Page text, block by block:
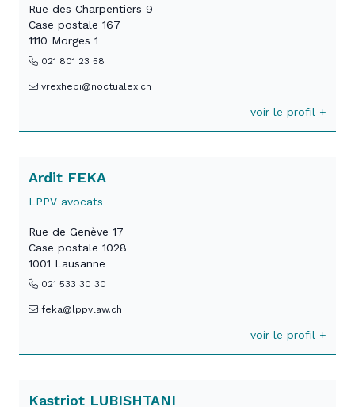
Rue des Charpentiers 9
Case postale 167
1110 Morges 1
021 801 23 58
vrexhepi@noctualex.ch
voir le profil +
Ardit FEKA
LPPV avocats
Rue de Genève 17
Case postale 1028
1001 Lausanne
021 533 30 30
feka@lppvlaw.ch
voir le profil +
Kastriot LUBISHTANI